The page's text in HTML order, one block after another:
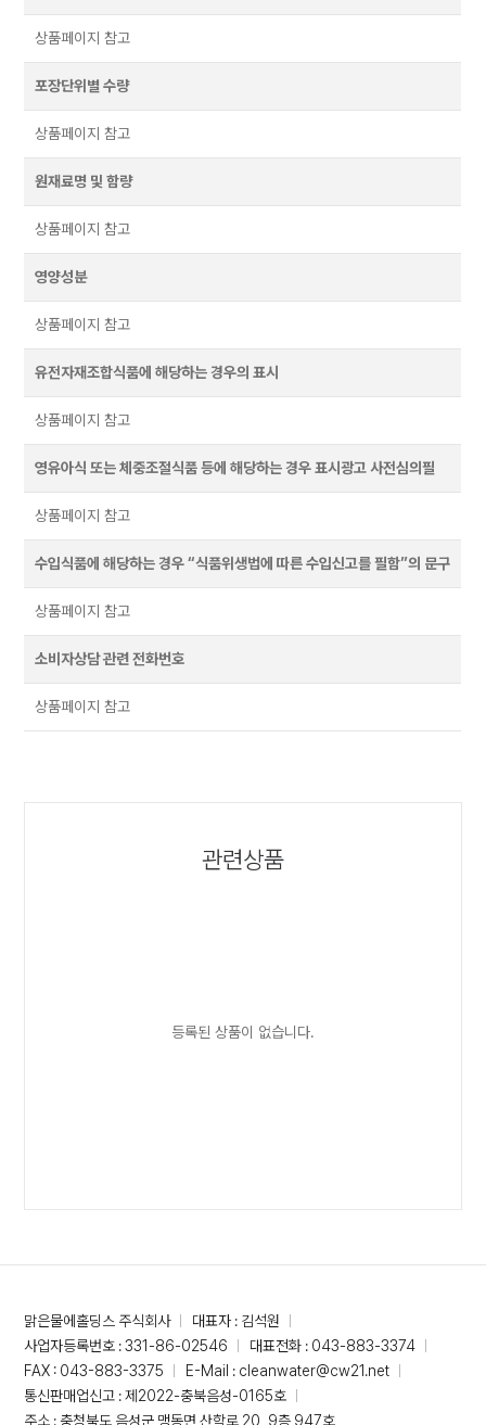
상품페이지 참고
포장단위별 수량
상품페이지 참고
원재료명 및 함량
상품페이지 참고
영양성분
상품페이지 참고
유전자재조합식품에 해당하는 경우의 표시
상품페이지 참고
영유아식 또는 체중조절식품 등에 해당하는 경우 표시광고 사전심의필
상품페이지 참고
수입식품에 해당하는 경우 “식품위생법에 따른 수입신고를 필함”의 문구
상품페이지 참고
소비자상담 관련 전화번호
상품페이지 참고
관련상품
등록된 상품이 없습니다.
맑은물에홀딩스 주식회사
대표자 : 김석원
사업자등록번호 : 331-86-02546
대표전화 : 043-883-3374
FAX : 043-883-3375
E-Mail : cleanwater@cw21.net
통신판매업신고 : 제2022-충북음성-0165호
주소 : 충청북도 음성군 맹동면 산학로 20, 9층 947호